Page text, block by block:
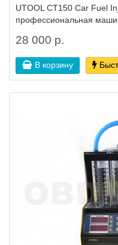
UTOOL CT150 Car Fuel
профессиональная
28 000 р.
В корзину